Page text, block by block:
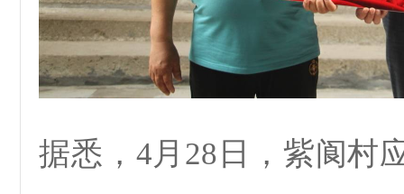
据悉，4月28日，紫阆村